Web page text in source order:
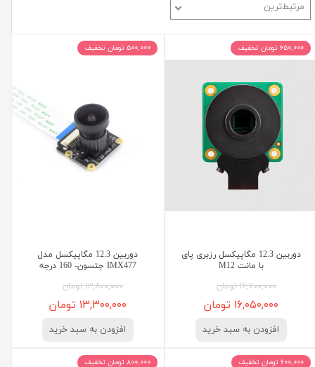
مرتبط‌ترین
دوربین 12.3 مگاپیکسل رزبری پای
با مانت M12
۱۶,۷۰۰,۰۰۰ تومان
۱۶,۰۵۰,۰۰۰ تومان
افزودن به سبد خرید
۶۵۰,۰۰۰ تومان تخفیف
دوربین 12.3 مگاپیکسل مدل
IMX477 جتسون- 160 درجه
۱۳,۸۰۰,۰۰۰ تومان
۱۳,۳۰۰,۰۰۰ تومان
افزودن به سبد خرید
۵۰۰,۰۰۰ تومان تخفیف
۶۰۰,۰۰۰ تومان تخفیف ۸۰۰,۰۰۰ تومان تخفیف